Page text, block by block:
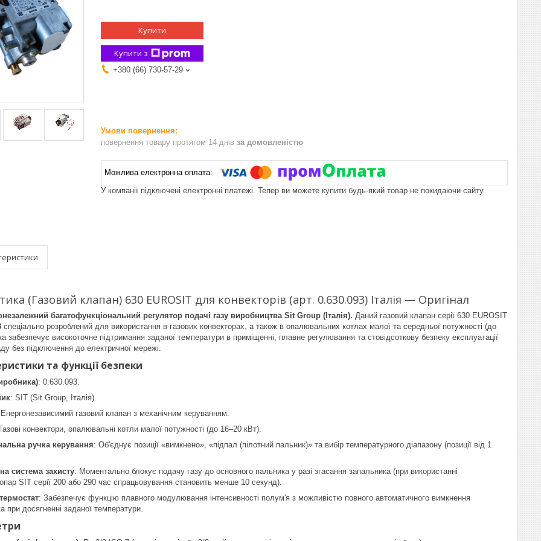
Купити
Купити з
+380 (66) 730-57-29
повернення товару протягом 14 днів за домовленістю
У компанії підключені електронні платежі. Тепер ви можете купити будь-який товар не покидаючи сайту.
(Газовий клапан) 630 EUROSIT для конвекторів (арт. 0.630.093) Італія — Оригінал
багатофункціональний регулятор подачі газу виробництва Sit Group (Італія). Даний газовий клапан серії 630 EUROSIT
спеціально розроблений для використання в газових конвекторах, а також в опалювальних котлах малої та середньої потужності (до
забезпечує високоточне підтримання заданої температури в приміщенні, плавне регулювання та стовідсоткову безпеку експлуатації
без підключення до електричної мережі.
та функції безпеки
: 0.630.093.
: SIT (Sit Group, Італія).
газовий клапан з механічним керуванням.
конвектори, опалювальні котли малої потужності (до 16–20 кВт).
ручка керування: Об'єднує позиції «вимкнено», «підпал (пілотний пальник)» та вибір температурного діапазону (позиції від 1
система захисту: Моментально блокує подачу газу до основного пальника у разі згасання запальника (при використанні
SIT серії 200 або 290 час спрацьовування становить менше 10 секунд).
: Забезпечує функцію плавного модулювання інтенсивності полум'я з можливістю повного автоматичного вимкнення
при досягненні заданої температури.